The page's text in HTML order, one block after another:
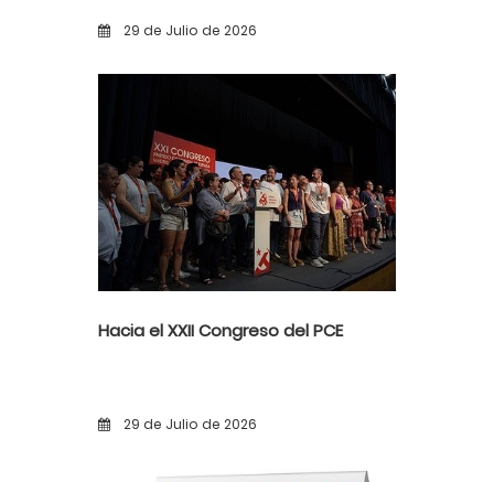
ante la alerta democrática y la
29 de Julio de 2026
Hacia el XXII Congreso del PCE
29 de Julio de 2026